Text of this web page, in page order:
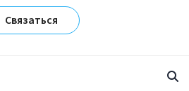
Связаться